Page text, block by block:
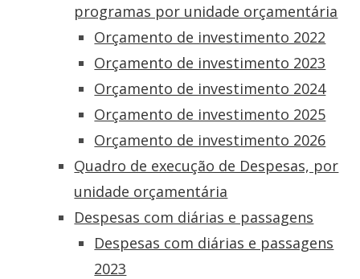
programas por unidade orçamentária
Orçamento de investimento 2022
Orçamento de investimento 2023
Orçamento de investimento 2024
Orçamento de investimento 2025
Orçamento de investimento 2026
Quadro de execução de Despesas, por
unidade orçamentária
Despesas com diárias e passagens
Despesas com diárias e passagens
2023